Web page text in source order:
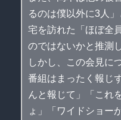
るのは僕以外に3人
宅を訪れた「ほぼ全
のではないかと推測
しかし、この会見に
番組はまったく報じ
んと報じて」「これ
ょ」「ワイドショー